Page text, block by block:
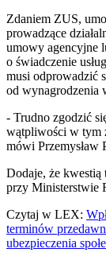
Zdaniem ZUS,
prowadzące
umowy agencyjne
o świadczenie
musi odprowadzić
od wynagrodzenia
- Trudno zgodzić
wątpliwości w tym
mówi Przemysław
Dodaje, że kwestią
przy Ministerstwie
Czytaj w LEX:
terminów
ubezpieczenia